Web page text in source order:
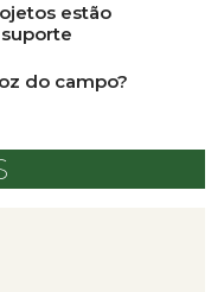
estão
do campo?